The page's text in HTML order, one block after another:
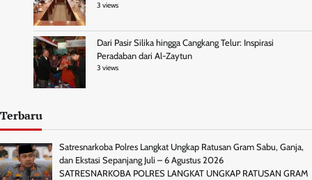
3 views
Dari Pasir Silika hingga Cangkang Telur: Inspirasi
Peradaban dari Al-Zaytun
3 views
Terbaru
Satresnarkoba Polres Langkat Ungkap Ratusan Gram Sabu, Ganja,
dan Ekstasi Sepanjang Juli – 6 Agustus 2026
SATRESNARKOBA POLRES LANGKAT UNGKAP RATUSAN GRAM